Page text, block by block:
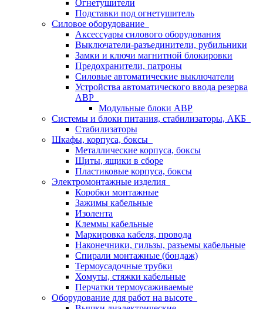
Огнетушители
Подставки под огнетушитель
Силовое оборудование
Аксессуары силового оборудования
Выключатели-разъединители, рубильники
Замки и ключи магнитной блокировки
Предохранители, патроны
Силовые автоматические выключатели
Устройства автоматического ввода резерва
АВР
Модульные блоки АВР
Системы и блоки питания, стабилизаторы, АКБ
Стабилизаторы
Шкафы, корпуса, боксы
Металлические корпуса, боксы
Щиты, ящики в сборе
Пластиковые корпуса, боксы
Электромонтажные изделия
Коробки монтажные
Зажимы кабельные
Изолента
Клеммы кабельные
Маркировка кабеля, провода
Наконечники, гильзы, разъемы кабельные
Спирали монтажные (бондаж)
Термоусадочные трубки
Хомуты, стяжки кабельные
Перчатки термоусаживаемые
Оборудование для работ на высоте